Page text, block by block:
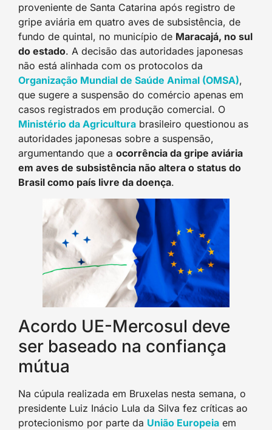
proveniente de Santa Catarina após registro de
gripe aviária em quatro aves de subsistência, de
fundo de quintal, no município de Maracajá, no sul
do estado. A decisão das autoridades japonesas
não está alinhada com os protocolos da
Organização Mundial de Saúde Animal (OMSA),
que sugere a suspensão do comércio apenas em
casos registrados em produção comercial. O
Ministério da Agricultura brasileiro questionou as
autoridades japonesas sobre a suspensão,
argumentando que a ocorrência da gripe aviária
em aves de subsistência não altera o status do
Brasil como país livre da doença.
Acordo UE-Mercosul deve
ser baseado na confiança
mútua
Na cúpula realizada em Bruxelas nesta semana, o
presidente Luiz Inácio Lula da Silva fez críticas ao
protecionismo por parte da União Europeia em